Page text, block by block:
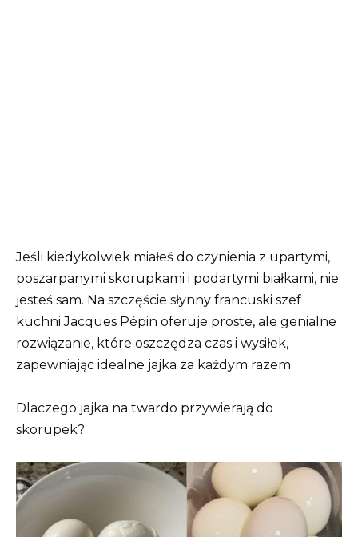
Jeśli kiedykolwiek miałeś do czynienia z upartymi,
poszarpanymi skorupkami i podartymi białkami, nie
jesteś sam. Na szczęście słynny francuski szef
kuchni Jacques Pépin oferuje proste, ale genialne
rozwiązanie, które oszczędza czas i wysiłek,
zapewniając idealne jajka za każdym razem.
Dlaczego jajka na twardo przywierają do
skorupek?